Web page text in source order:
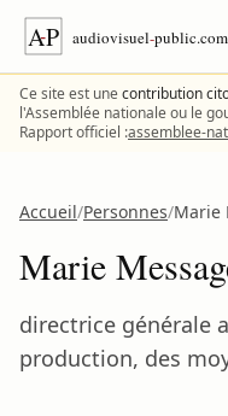
Aller au contenu
Ce site est unecontribution
l'Assemblée nationale ou le
Rapport officiel :assemblee-
Accueil/Personnes/Marie
Marie
directrice générale
production, des